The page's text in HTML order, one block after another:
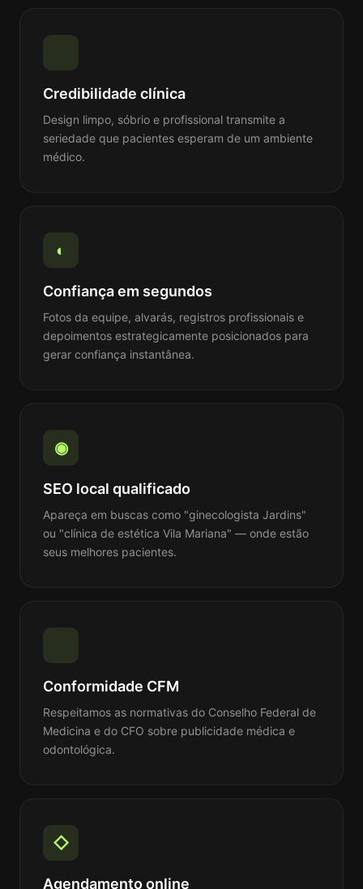
Credibilidade clínica
Design limpo, sóbrio e profissional transmite a
seriedade que pacientes esperam de um ambiente
médico.
◐
Confiança em segundos
Fotos da equipe, alvarás, registros profissionais e
depoimentos estrategicamente posicionados para
gerar confiança instantânea.
◉
SEO local qualificado
Apareça em buscas como "ginecologista Jardins"
ou "clínica de estética Vila Mariana" — onde estão
seus melhores pacientes.
Conformidade CFM
Respeitamos as normativas do Conselho Federal de
Medicina e do CFO sobre publicidade médica e
odontológica.
◇
Agendamento online